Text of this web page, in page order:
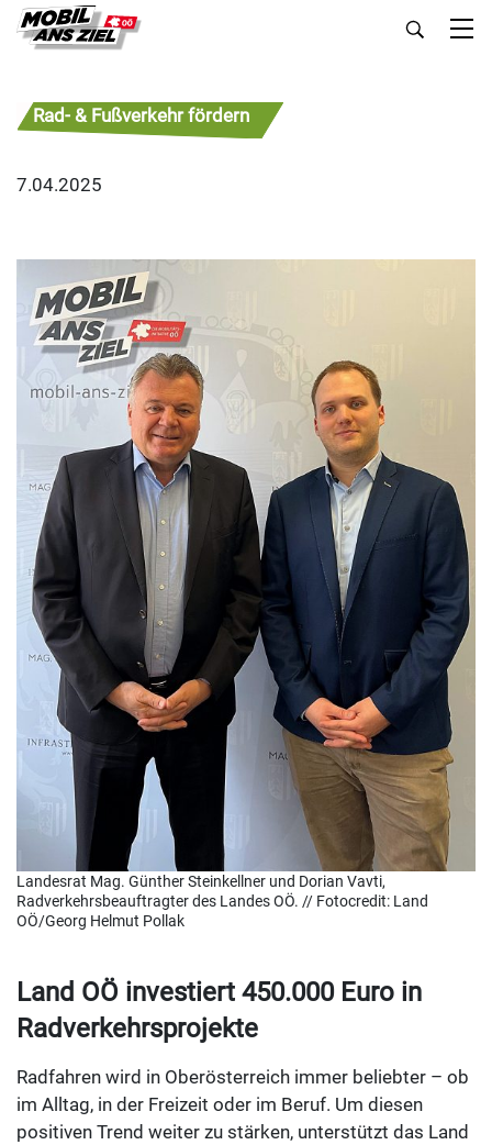
Rad- & Fußverkehr fördern
7.04.2025
Landesrat Mag. Günther Steinkellner und Dorian Vavti,
Radverkehrsbeauftragter des Landes OÖ. // Fotocredit: Land
OÖ/Georg Helmut Pollak
Land OÖ investiert 450.000 Euro in
Radverkehrsprojekte
Radfahren wird in Oberösterreich immer beliebter – ob
im Alltag, in der Freizeit oder im Beruf. Um diesen
positiven Trend weiter zu stärken, unterstützt das Land